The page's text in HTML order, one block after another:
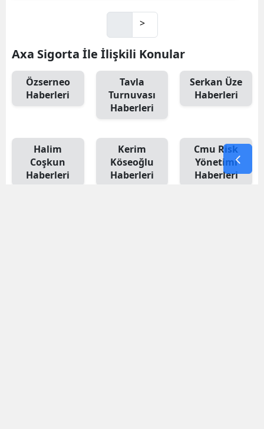
>
Axa Sigorta İle İlişkili Konular
Özserneo
Haberleri
Tavla
Turnuvası
Haberleri
Serkan Üze
Haberleri
Halim
Coşkun
Haberleri
Kerim
Köseoğlu
Haberleri
Cmu Risk
Yönetimi
Haberleri